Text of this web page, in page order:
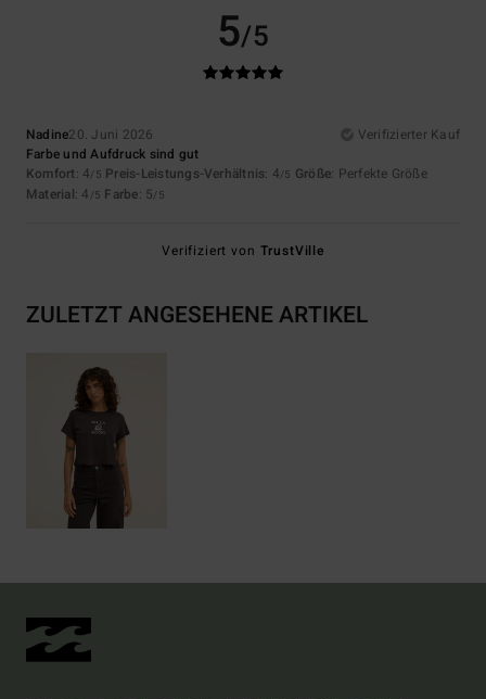
5/5
Nadine20. Juni 2026
Verifizierter Kauf
Farbe und Aufdruck sind gut
Komfort: 4/5 Preis-Leistungs-Verhältnis: 4/5 Größe: Perfekte Größe
Material: 4 /5 Farbe: 5/5
Verifiziert von TrustVille
ZULETZT ANGESEHENE ARTIKEL